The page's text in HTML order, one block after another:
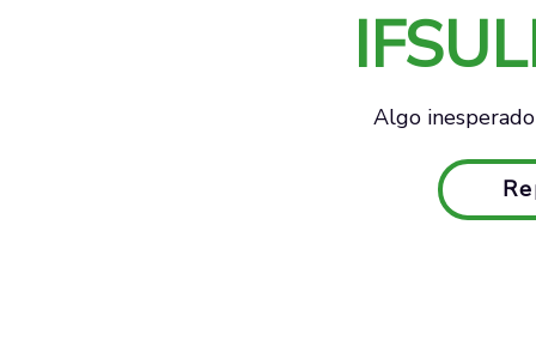
Algo